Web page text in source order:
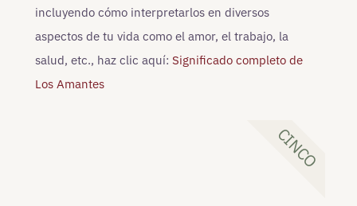
incluyendo cómo interpretarlos en diversos
aspectos de tu vida como el amor, el trabajo, la
salud, etc., haz clic aquí: Significado completo de
Los Amantes
CINCO